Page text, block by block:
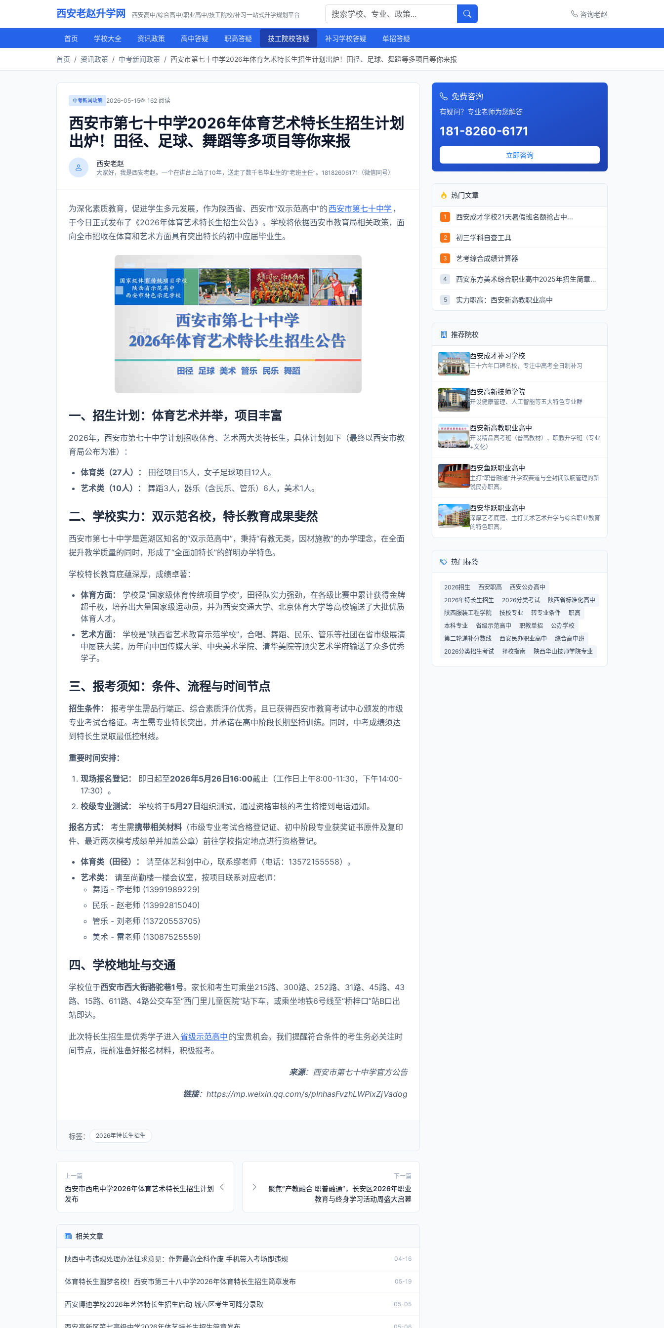
西安老赵升学网 西安高中/综合高中/职业高中/技工院校/补习一站式升学规划平台 咨询老赵
首页 学校大全 资讯政策 高中答疑 职高答疑 技工院校答疑 补习学校答疑 单招答疑
首页 资讯政策 中考新闻政策 西安市第七十中学2026年体育艺术特长生招生计划出炉！田径、足球、舞蹈等多项目等你来报
中考新闻政策 2026-05-15 162 阅读
西安市第七十中学2026年体育艺术特长生招生计划
出炉！田径、足球、舞蹈等多项目等你来报
西安老赵
大家好，我是西安老赵。一个在讲台上站了10年，送走了数千名毕业生的“老班主任”。18182606171（微信同号）
为深化素质教育，促进学生多元发展，作为陕西省、西安市“双示范高中”的 西安市第七十中学 ，
于今日正式发布了《2026年体育艺术特长生招生公告》。学校将依据西安市教育局相关政策，面
向全市招收在体育和艺术方面具有突出特长的初中应届毕业生。
一、招生计划：体育艺术并举，项目丰富
2026年，西安市第七十中学计划招收体育、艺术两大类特长生，具体计划如下（最终以西安市教
育局公布为准）：
体育类（27人）：
田径项目15人，女子足球项目12人。
艺术类（10人）：
舞蹈3人，器乐（含民乐、管乐）6人，美术1人。
二、学校实力：双示范名校，特长教育成果斐然
西安市第七十中学是莲湖区知名的“双示范高中”，秉持“有教无类，因材施教”的办学理念，在全面
提升教学质量的同时，形成了“全面加特长”的鲜明办学特色。
学校特长教育底蕴深厚，成绩卓著：
体育方面：
学校是“国家级体育传统项目学校”，田径队实力强劲，在各级比赛中累计获得金牌
超千枚，培养出大量国家级运动员，并为西安交通大学、北京体育大学等高校输送了大批优质
体育人才。
艺术方面：
学校是“陕西省艺术教育示范学校”，合唱、舞蹈、民乐、管乐等社团在省市级展演
中屡获大奖，历年向中国传媒大学、中央美术学院、清华美院等顶尖艺术学府输送了众多优秀
学子。
三、报考须知：条件、流程与时间节点
招生条件：
报考学生需品行端正、综合素质评价优秀，且已获得西安市教育考试中心颁发的市级
专业考试合格证。考生需专业特长突出，并承诺在高中阶段长期坚持训练。同时，中考成绩须达
到特长生录取最低控制线。
重要时间安排：
现场报名登记： 即日起至2026年5月26日16:00截止（工作日上午8:00-11:30，下午14:00-
17:30）。
校级专业测试：
学校将于5月27日 组织测试，通过资格审核的考生将接到电话通知。
报名方式： 考生需携带相关材料 （市级专业考试合格登记证、初中阶段专业获奖证书原件及复印
件、最近两次模考成绩单并加盖公章）前往学校指定地点进行资格登记。
体育类（田径）：
请至体艺科创中心，联系缪老师（电话：13572155558）。
艺术类：
请至尚勤楼一楼会议室，按项目联系对应老师：
舞蹈 - 李老师 (13991989229)
民乐 - 赵老师 (13992815040)
管乐 - 刘老师 (13720553705)
美术 - 雷老师 (13087525559)
四、学校地址与交通
学校位于西安市西大街骆驼巷1号。家长和考生可乘坐215路、300路、252路、31路、45路、43
路、15路、611路、4路公交车至“西门里儿童医院”站下车，或乘坐地铁6号线至“桥梓口”站B口出
站即达。
此次特长生招生是优秀学子进入省级示范高中 的宝贵机会。我们提醒符合条件的考生务必关注时
间节点，提前准备好报名材料，积极报考。
来源：西安市第七十中学官方公告
链接：https://mp.weixin.qq.com/s/pInhasFvzhLWPixZjVadog
标签： 2026年特长生招生
上一篇
西安市西电中学2026年体育艺术特长生招生计划
发布
下一篇
聚焦“产教融合 职普融通”，长安区2026年职业
教育与终身学习活动周盛大启幕
相关文章
陕西中考违规处理办法征求意见：作弊最高全科作废 手机带入考场即违规 04-16
体育特长生圆梦名校！西安市第三十八中学2026年体育特长生招生简章发布 05-19
西安博迪学校2026年艺体特长生招生启动 城六区考生可降分录取 05-05
05-06
免费咨询
有疑问？专业老师为您解答
181-8260-6171
立即咨询
热门文章
1 西安成才学校21天暑假班名额抢占中...
2 初三学科自查工具
3 艺考综合成绩计算器
4 西安东方美术综合职业高中2025年招生简章：艺术升学新航道
5 实力职高：西安新高教职业高中
推荐院校
西安成才补习学校
三十六年口碑名校，专注中高考全日制补习
西安高新技师学院
开设健康管理、人工智能等五大特色专业群
西安新高教职业高中
开设精品高考班（普高教材）、职教升学班（专业
+文化）
西安鱼跃职业高中
主打“职普融通”升学双赛道与全封闭铁腕管理的新
锐民办职高。
西安华跃职业高中
深厚艺考底蕴、主打美术艺术升学与综合职业教育
的特色职高。
热门标签
2026招生 西安职高
西安公办高中
2026年特长生招生
2026分类考试
陕西省标准化高中
陕西服装工程学院
技校专业 转专业条件
职高
本科专业
省级示范高中 职教单招
公办学校
第二轮递补分数线
西安民办职业高中
综合高中班
2026分类招生考试
择校指南 陕西华山技师学院专业